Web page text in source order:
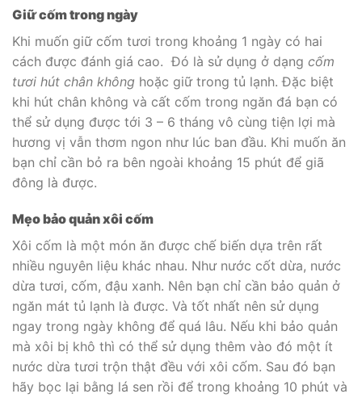
Giữ cốm trong ngày
Khi muốn giữ cốm tươi trong khoảng 1 ngày có hai
cách được đánh giá cao. Đó là sử dụng ở dạng cốm
tươi hút chân không hoặc giữ trong tủ lạnh. Đặc biệt
khi hút chân không và cất cốm trong ngăn đá bạn có
thể sử dụng được tới 3 – 6 tháng vô cùng tiện lợi mà
hương vị vẫn thơm ngon như lúc ban đầu. Khi muốn ăn
bạn chỉ cần bỏ ra bên ngoài khoảng 15 phút để giã
đông là được.
Mẹo bảo quản xôi cốm
Xôi cốm là một món ăn được chế biến dựa trên rất
nhiều nguyên liệu khác nhau. Như nước cốt dừa, nước
dừa tươi, cốm, đậu xanh. Nên bạn chỉ cần bảo quản ở
ngăn mát tủ lạnh là được. Và tốt nhất nên sử dụng
ngay trong ngày không để quá lâu. Nếu khi bảo quản
mà xôi bị khô thì có thể sử dụng thêm vào đó một ít
nước dừa tươi trộn thật đều với xôi cốm. Sau đó bạn
hãy bọc lại bằng lá sen rồi để trong khoảng 10 phút và